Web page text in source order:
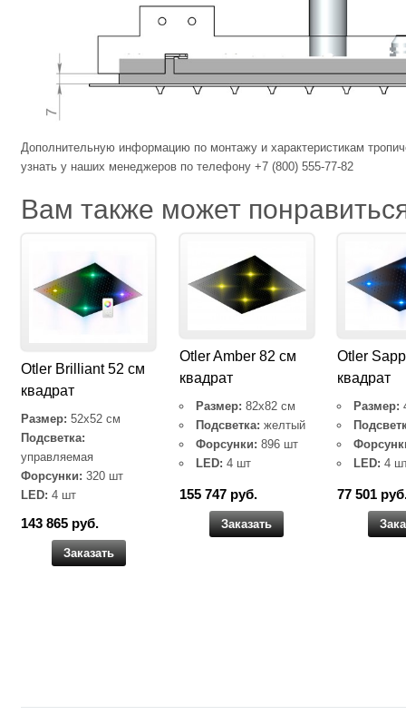
Дополнительную информацию по монтажу и характеристикам
узнать у наших менеджеров по телефону +7 (800) 555-77-82
Вам также может
Otler Brilliant 52 см
квадрат
Размер: 52х52 см
Подсветка:
управляемая
Форсунки: 320 шт
LED: 4 шт
143 865 руб.
Заказать
Otler Amber 82 см
квадрат
Размер: 82х82 см
Подсветка: желтый
Форсунки: 896 шт
LED: 4 шт
155 747 руб.
Заказать
Otler
квадрат
Размер:
LED: 4
77 501